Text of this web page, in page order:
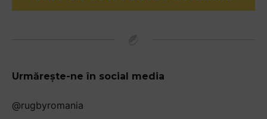
Urmărește-ne în social media
@rugbyromania